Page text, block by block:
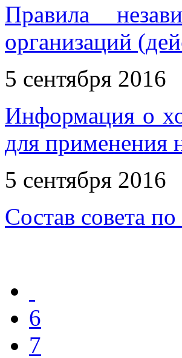
Правила
организаций
5 сентября 2016
Информация о
для применения
5 сентября 2016
Состав совета
6
7